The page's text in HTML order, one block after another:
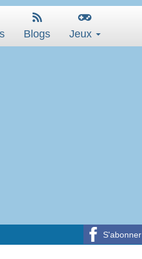
Blogs Jeux
S'abonner